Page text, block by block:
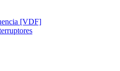
[VDF]